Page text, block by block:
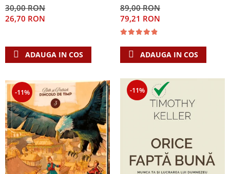
30,00 RON
26,70 RON
ADAUGA IN COS
89,00 RON
79,21 RON
ADAUGA IN COS
-11% -11%